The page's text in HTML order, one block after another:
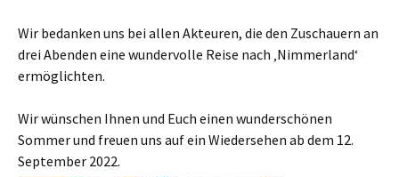
Wir bedanken uns bei allen Akteuren, die den Zuschauern an
drei Abenden eine wundervolle Reise nach ‚Nimmerland‘
ermöglichten.
Wir wünschen Ihnen und Euch einen wunderschönen
Sommer und freuen uns auf ein Wiedersehen ab dem 12.
September 2022.